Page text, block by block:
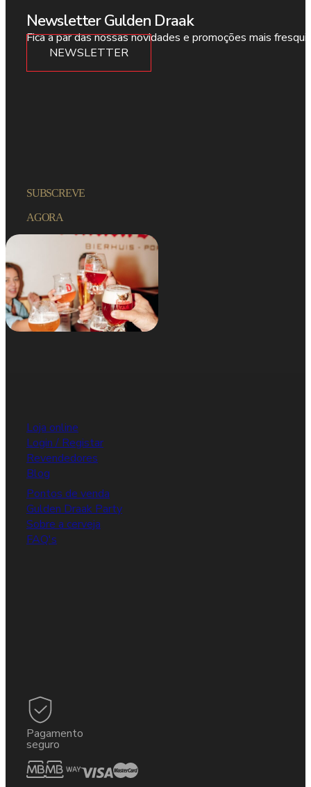
Newsletter Gulden Draak
Fica a par das nossas novidades e promoções mais
NEWSLETTER
SUBSCREVE
AGORA
Loja online
Login / Registar
Revendedores
Blog
Pontos de venda
Gulden Draak Party
Sobre a cerveja
FAQ's
Pagamento
seguro